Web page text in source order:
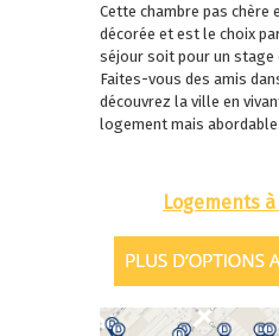
Cette chambre pas
décorée et est le choix
séjour soit pour un stage
Faites-vous des amis
découvrez la ville en
logement mais abordable.
Logements